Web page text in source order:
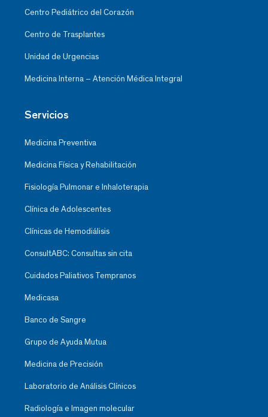
Centro Pediátrico del Corazón
Centro de Trasplantes
Unidad de Urgencias
Medicina Interna – Atención Médica Integral
Servicios
Medicina Preventiva
Medicina Física y Rehabilitación
Fisiología Pulmonar e Inhaloterapia
Clínica de Adolescentes
Clínicas de Hemodiálisis
ConsultABC: Consultas sin cita
Cuidados Paliativos Tempranos
Medicasa
Banco de Sangre
Grupo de Ayuda Mutua
Medicina de Precisión
Laboratorio de Análisis Clínicos
Radiología e Imagen molecular